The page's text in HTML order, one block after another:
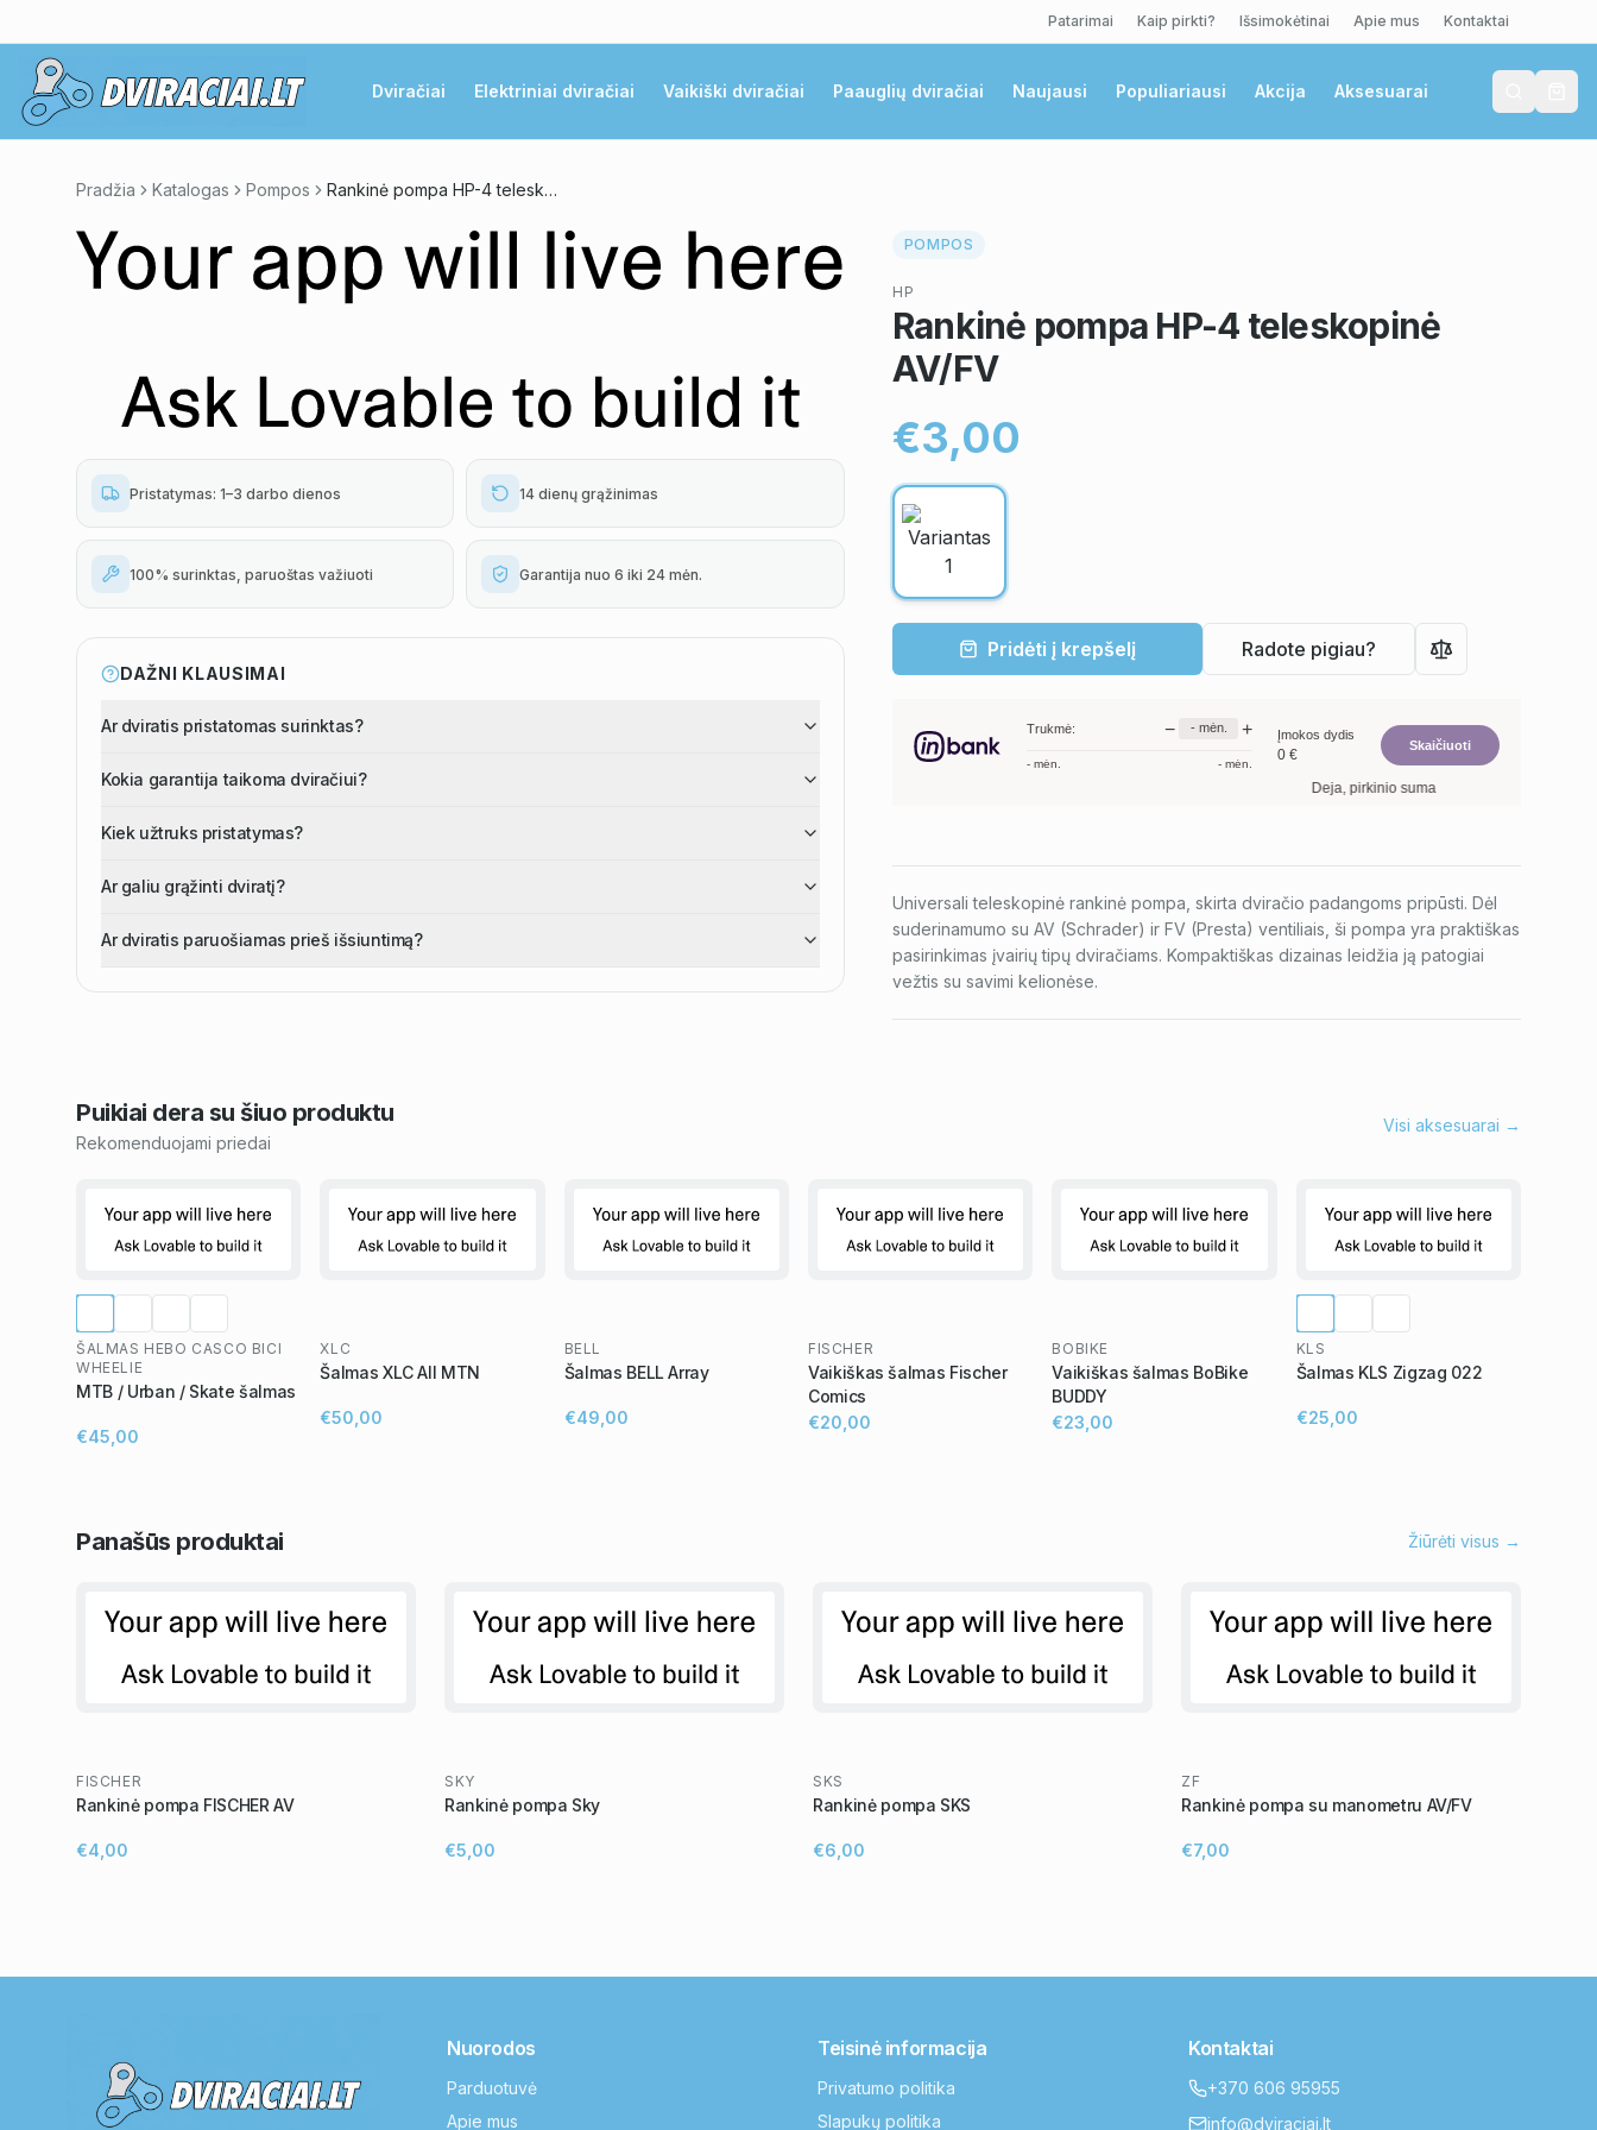
Patarimai Kaip pirkti? Išsimokėtinai Apie mus Kontaktai
Dviračiai Elektriniai dviračiai Vaikiški dviračiai Paauglių dviračiai Naujausi Populiariausi Akcija Aksesuarai
Pradžia Katalogas Pompos Rankinė pompa HP-4 teleskopinė AV/FV
Pristatymas: 1–3 darbo dienos 14 dienų grąžinimas
100% surinktas, paruoštas važiuoti Garantija nuo 6 iki 24 mėn.
DAŽNI KLAUSIMAI
Ar dviratis pristatomas surinktas?
Kokia garantija taikoma dviračiui?
Kiek užtruks pristatymas?
Ar galiu grąžinti dviratį?
Ar dviratis paruošiamas prieš išsiuntimą?
POMPOS
HP
Rankinė pompa HP-4 teleskopinė
AV/FV
€3,00
Pridėti į krepšelį Radote pigiau?
Trukmė: − -mėn. +
-mėn. - mėn.
Įmokos dydis
0 €
Skaičiuoti
Deja, pirkinio suma per maža. Minimalus
Universali teleskopinė rankinė pompa, skirta dviračio padangoms pripūsti. Dėl
suderinamumo su AV (Schrader) ir FV (Presta) ventiliais, ši pompa yra praktiškas
pasirinkimas įvairių tipų dviračiams. Kompaktiškas dizainas leidžia ją patogiai
vežtis su savimi kelionėse.
Puikiai dera su šiuo produktu
Rekomenduojami priedai
Visi aksesuarai →
ŠALMAS HEBO CASCO BICI
WHEELIE
MTB / Urban / Skate šalmas
€45,00
XLC
Šalmas XLC All MTN
€50,00
BELL
Šalmas BELL Array
€49,00
FISCHER
Vaikiškas šalmas Fischer
Comics
€20,00
BOBIKE
Vaikiškas šalmas BoBike
BUDDY
€23,00
KLS
Šalmas KLS Zigzag 022
€25,00
Panašūs produktai Žiūrėti visus →
FISCHER
Rankinė pompa FISCHER AV
€4,00
SKY
Rankinė pompa Sky
€5,00
SKS
Rankinė pompa SKS
€6,00
ZF
Rankinė pompa su manometru AV/FV
€7,00
Nuorodos
Parduotuvė
Apie mus
Teisinė informacija
Privatumo politika
Slapukų politika
Kontaktai
+370 606 95955
info@dviraciai.lt